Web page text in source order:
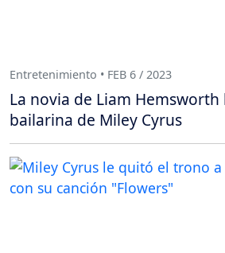
Entretenimiento • FEB 6 / 2023
La novia de Liam
bailarina de Miley Cyrus